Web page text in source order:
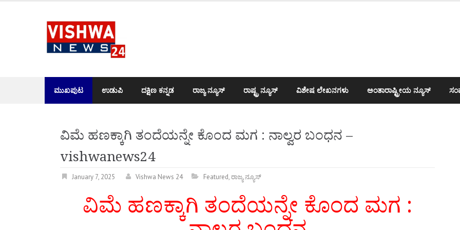
ಮುಖಪುಟ ಉಡುಪಿ ದಕ್ಷಿಣ ಕನ್ನಡ ರಾಜ್ಯ ನ್ಯೂಸ್ ರಾಷ್ಟ್ರ ನ್ಯೂಸ್ ವಿಶೇಷ ಲೇಖನಗಳು ಅಂತಾರಾಷ್ಟ್ರೀಯ ನ್ಯೂಸ್
ವಿಮೆ ಹಣಕ್ಕಾಗಿ ತಂದೆಯನ್ನೇ ಕೊಂದ ಮಗ : ನಾಲ್ವರ ಬಂಧನ –
vishwanews24
January 7, 2025 Vishwa News 24 Featured,ರಾಜ್ಯ ನ್ಯೂಸ್
ವಿಮೆ ಹಣಕ್ಕಾಗಿ ತಂದೆಯನ್ನೇ ಕೊಂದ ಮಗ :